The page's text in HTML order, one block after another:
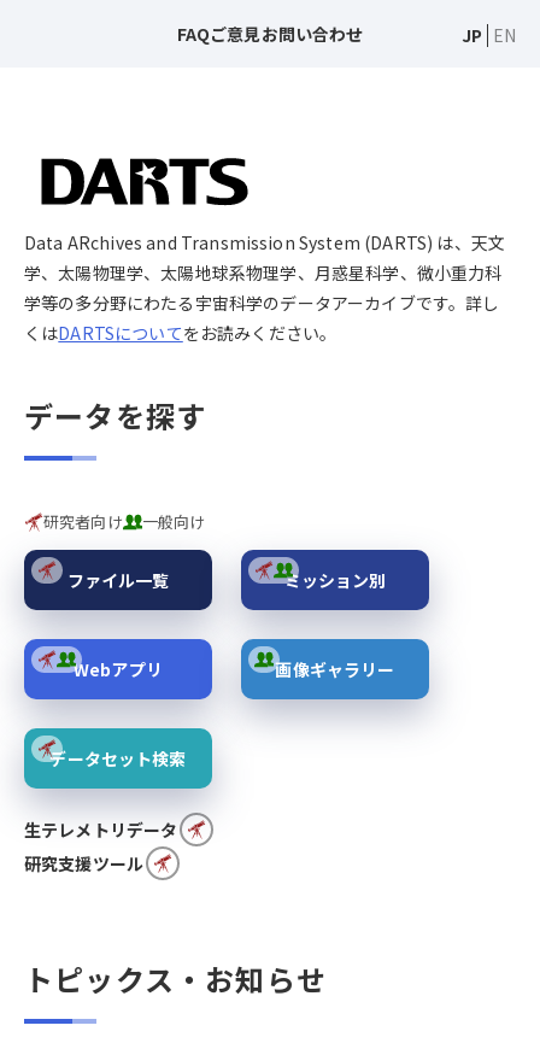
FAQご意見お問い合わせ JP EN
Data ARchives and Transmission System (DARTS) は、天文
学、太陽物理学、太陽地球系物理学、月惑星科学、微小重力科
学等の多分野にわたる宇宙科学のデータアーカイブです。詳し
くはDARTSについてをお読みください。
データを探す
研究者向け 一般向け
ファイル一覧 ミッション別
Webアプリ 画像ギャラリー
データセット検索
生テレメトリデータ
研究支援ツール
トピックス・お知らせ